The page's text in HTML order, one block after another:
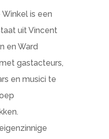
is een
uit Vincent
en Ward
gastacteurs,
en musici te